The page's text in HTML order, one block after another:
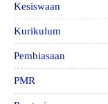
Kesiswaan
Kurikulum
Pembiasaan
PMR